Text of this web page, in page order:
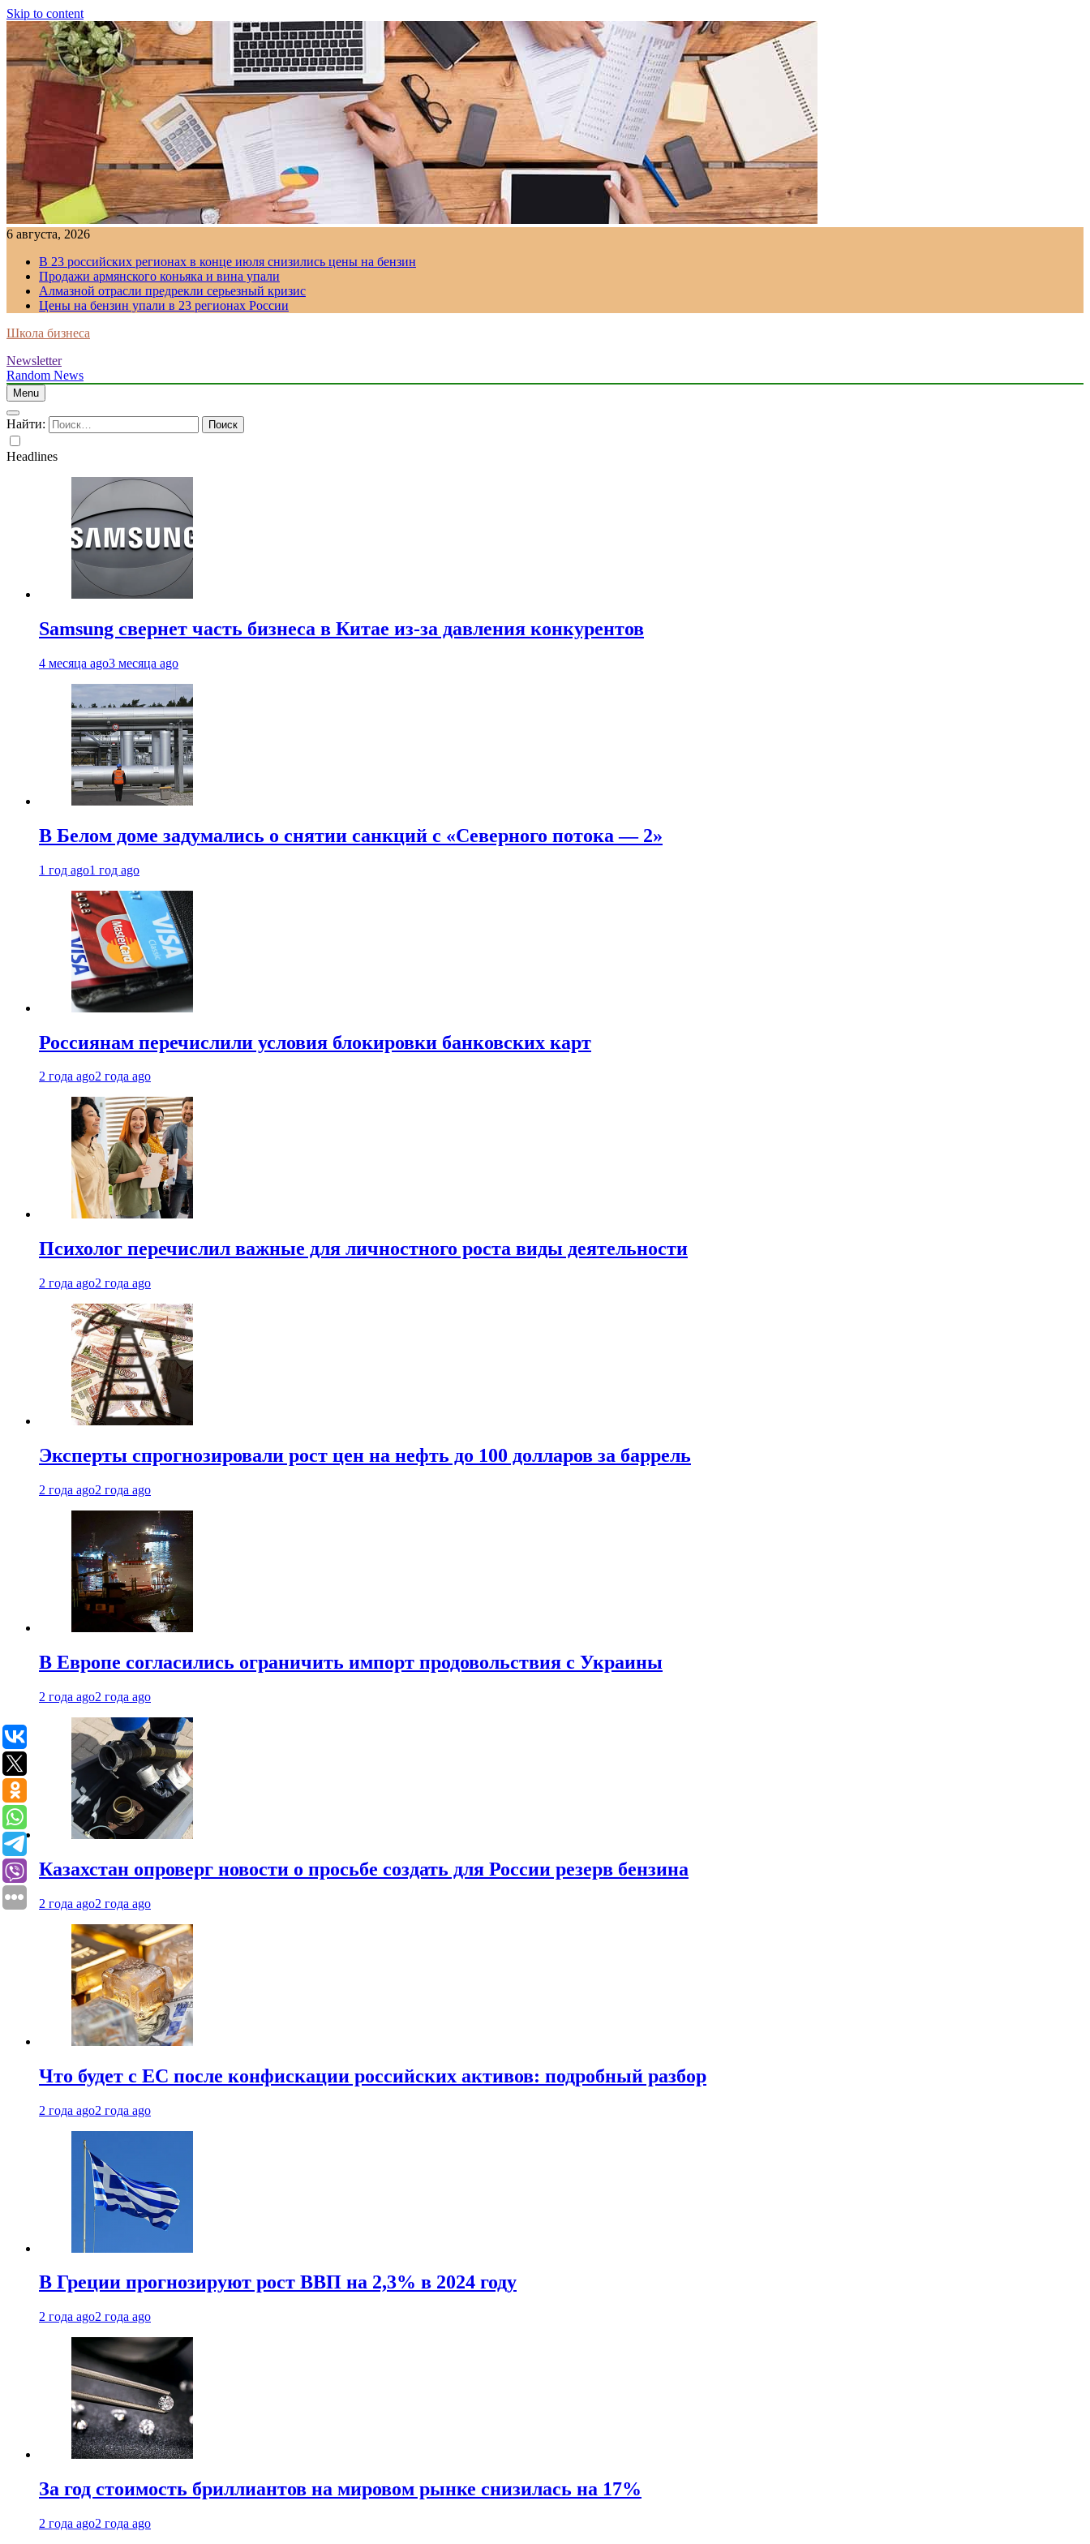
Skip to content
6 августа, 2026
В 23 российских регионах в конце июля снизились цены на бензин
Продажи армянского коньяка и вина упали
Алмазной отрасли предрекли серьезный кризис
Цены на бензин упали в 23 регионах России
Школа бизнеса
Newsletter
Random News
Menu
Найти:
Headlines
Samsung свернет часть бизнеса в Китае из-за давления конкурентов
4 месяца ago3 месяца ago
В Белом доме задумались о снятии санкций с «Северного потока — 2»
1 год ago1 год ago
Россиянам перечислили условия блокировки банковских карт
2 года ago2 года ago
Психолог перечислил важные для личностного роста виды деятельности
2 года ago2 года ago
Эксперты спрогнозировали рост цен на нефть до 100 долларов за баррель
2 года ago2 года ago
В Европе согласились ограничить импорт продовольствия с Украины
2 года ago2 года ago
Казахстан опроверг новости о просьбе создать для России резерв бензина
2 года ago2 года ago
Что будет с ЕС после конфискации российских активов: подробный разбор
2 года ago2 года ago
В Греции прогнозируют рост ВВП на 2,3% в 2024 году
2 года ago2 года ago
За год стоимость бриллиантов на мировом рынке снизилась на 17%
2 года ago2 года ago